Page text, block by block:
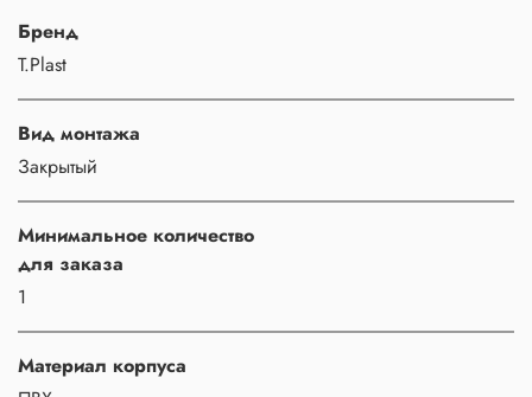
Бренд
T.Plast
Вид монтажа
Закрытый
Минимальное количество
для заказа
1
Материал корпуса